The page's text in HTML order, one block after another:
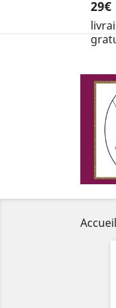
29€
Accueil